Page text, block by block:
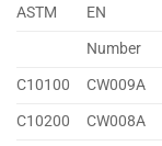
ASTM
EN
Number
C10100
CW009A
C10200
CW008A